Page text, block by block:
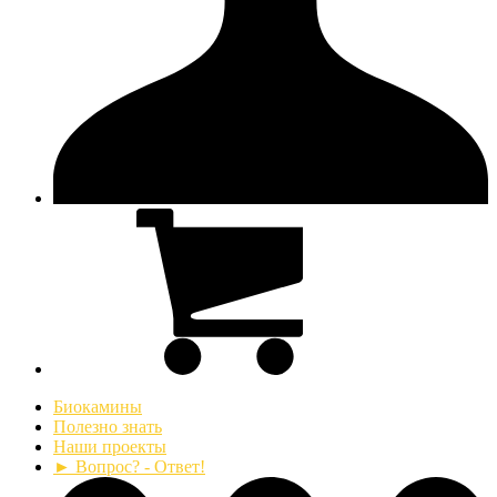
Биокамины
Полезно знать
Наши проекты
► Вопрос? - Ответ!